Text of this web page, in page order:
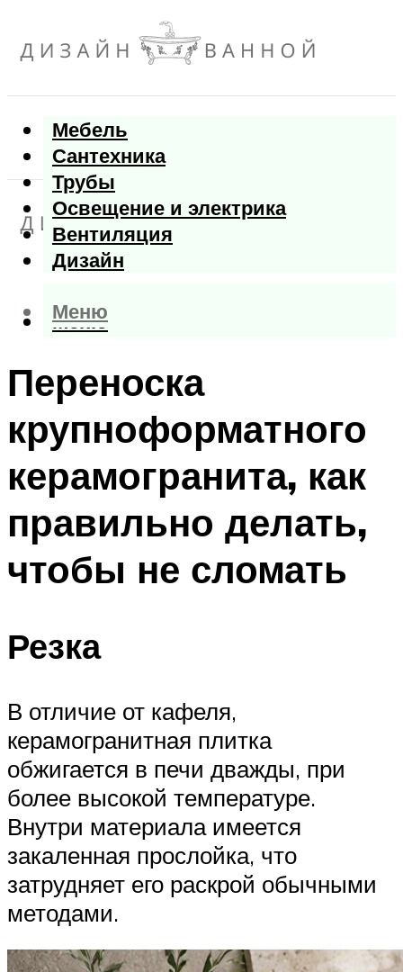
Мебель
Сантехника
Трубы
Освещение и электрика
Вентиляция
Дизайн
Меню
Меню
Переноска
крупноформатного
керамогранита, как
правильно делать,
чтобы не сломать
Резка
В отличие от кафеля,
керамогранитная плитка
обжигается в печи дважды, при
более высокой температуре.
Внутри материала имеется
закаленная прослойка, что
затрудняет его раскрой обычными
методами.